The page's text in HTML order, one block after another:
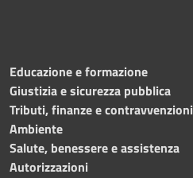
Educazione e formazione
Giustizia e sicurezza pubblica
Tributi, finanze e contravvenzioni
Ambiente
Salute, benessere e assistenza
Autorizzazioni